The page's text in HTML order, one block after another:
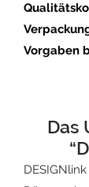
Vorgaben
Das